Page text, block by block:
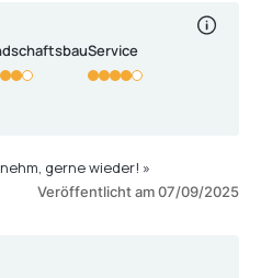
Service
gerne wieder! »
Veröffentlicht am 07/09/2025